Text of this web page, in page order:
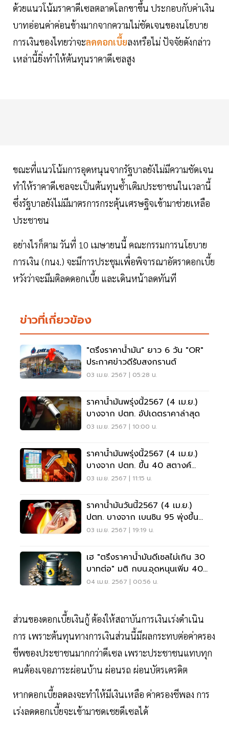
ด้วยแนวโน้มราคาดีเซลตลาดโลกขาขึ้น ประกอบกับค่าเงิน
บาทอ่อนค่าค่อนข้างมากจากความไม่ชัดเจนของนโยบาย
การเงินของไทยว่าจะลดดอกเบี้ยลงหรือไม่ ปัจจัยดังกล่าว
เหล่านี้ยิ่งทำให้ต้นทุนราคาดีเซลสูง
ขณะที่แนวโน้มการอุดหนุนจากรัฐบาลยังไม่มีความชัดเจน
ทำให้ราคาดีเซลจะเป็นต้นทุนซ้ำเติมประชาชนในเวลานี้
ซึ่งรัฐบาลยังไม่มีมาตรการกระตุ้นเศรษฐิจเข้ามาช่วยเหลือ
ประชาชน
อย่างไรก็ตาม วันที่ 10 เมษายนนี้ คณะกรรมการนโยบาย
การเงิน (กนง.) จะมีการประชุมเพื่อพิจารณาอัตราดอกเบี้ย
หวังว่าจะมีมติลดดอกเบี้ย และเดินหน้าลดทันที
ข่าวที่เกี่ยวข้อง
"ตรึงราคาน้ำมัน" ยาว 6 วัน "OR"
ประกาศข่าวดีรับสงกรานต์
03 เม.ย. 2567 | 05:28 น.
ราคาน้ำมันพรุ่งนี้2567 (4 เม.ย.)
บางจาก ปตท. อัปเดตราคาล่าสุด
03 เม.ย. 2567 | 10:00 น.
ราคาน้ำมันพรุ่งนี้2567 (4 เม.ย.)
บางจาก ปตท. ขึ้น 40 สตางค์
อัปเดตราคาล่าสุด
03 เม.ย. 2567 | 11:15 น.
ราคาน้ำมันวันนี้2567 (4 เม.ย.)
ปตท. บางจาก เบนซิน 95 พุ่งขึ้น
ใกล้แตะ 48 บาท
03 เม.ย. 2567 | 19:19 น.
เฮ "ตรึงราคาน้ำมันดีเซลไม่เกิน 30
บาทต่อ" มติ กบน.อุดหนุนเพิ่ม 40
สตางค์
04 เม.ย. 2567 | 00:56 น.
ส่วนของดอกเบี้ยเงินกู้ ต้องให้สถาบันการเงินเร่งดำเนิน
การ เพราะต้นทุนทางการเงินส่วนนี้มีผลกระทบต่อค่าครอง
ชีพของประชาชนมากกว่าดีเซล เพราะประชาชนแทบทุก
คนต้องเจอภาระผ่อนบ้าน ผ่อนรถ ผ่อนบัตรเครดิต
หากดอกเบี้ยลดลงจะทำให้มีเงินเหลือ ค่าครองชีพลง การ
เร่งลดดอกเบี้ยจะเข้ามาชดเชยดีเซลได้